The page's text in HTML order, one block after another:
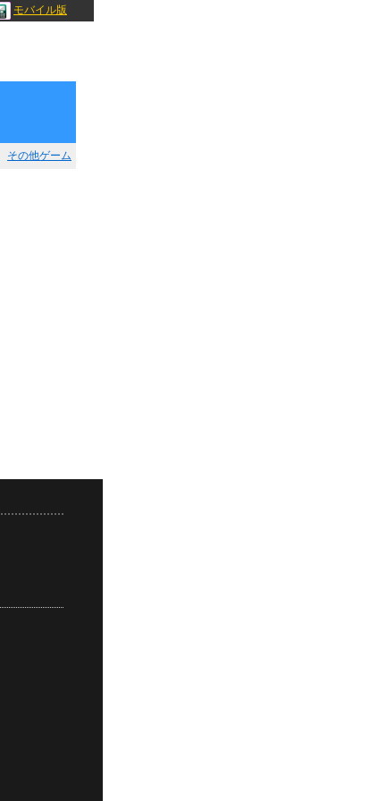
モバイル版
その他ゲーム